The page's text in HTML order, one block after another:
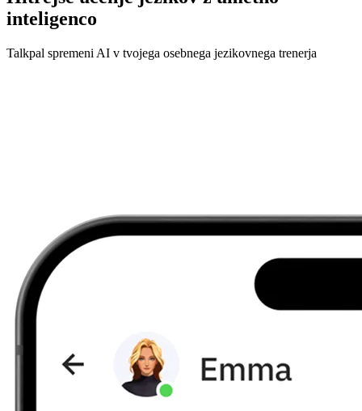
inteligenco
Talkpal spremeni AI v tvojega osebnega jezikovnega trenerja